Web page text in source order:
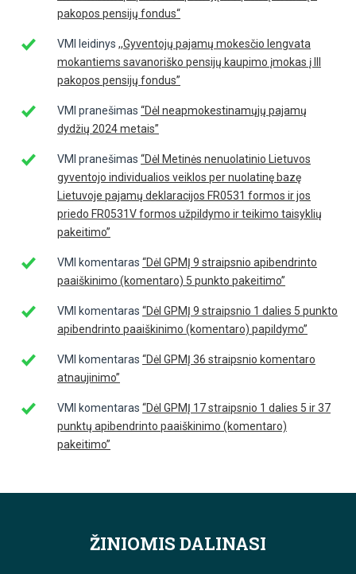
pakopos pensijų fondus“
VMI leidinys ,,Gyventojų pajamų mokesčio lengvata
mokantiems savanoriško pensijų kaupimo įmokas į III
pakopos pensijų fondus”
VMI pranešimas “Dėl neapmokestinamųjų pajamų
dydžių 2024 metais”
VMI pranešimas “Dėl Metinės nenuolatinio Lietuvos
gyventojo individualios veiklos per nuolatinę bazę
Lietuvoje pajamų deklaracijos FR0531 formos ir jos
priedo FR0531V formos užpildymo ir teikimo taisyklių
pakeitimo”
VMI komentaras “Dėl GPMĮ 9 straipsnio apibendrinto
paaiškinimo (komentaro) 5 punkto pakeitimo”
VMI komentaras “Dėl GPMĮ 9 straipsnio 1 dalies 5 punkto
apibendrinto paaiškinimo (komentaro) papildymo”
VMI komentaras “Dėl GPMĮ 36 straipsnio komentaro
atnaujinimo”
VMI komentaras “Dėl GPMĮ 17 straipsnio 1 dalies 5 ir 37
punktų apibendrinto paaiškinimo (komentaro)
pakeitimo”
ŽINIOMIS DALINASI